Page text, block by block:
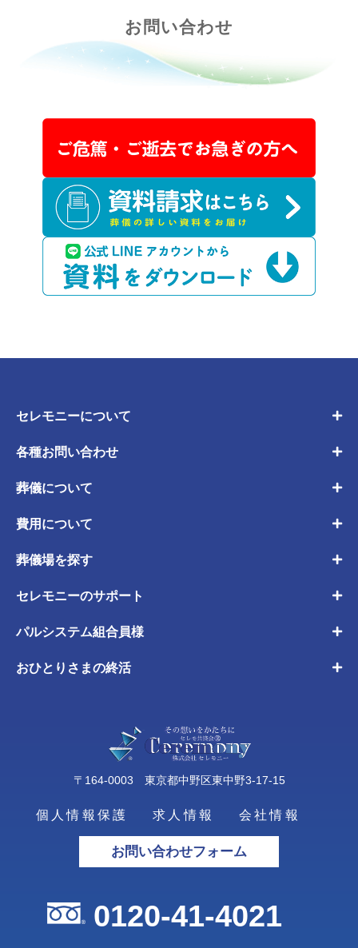
お問い合わせ
セレモニーについて
各種お問い合わせ
葬儀について
費用について
葬儀場を探す
セレモニーのサポート
パルシステム組合員様
おひとりさまの終活
〒164-0003 東京都中野区東中野3-17-15
個人情報保護 求人情報 会社情報
お問い合わせフォーム
0120-41-4021